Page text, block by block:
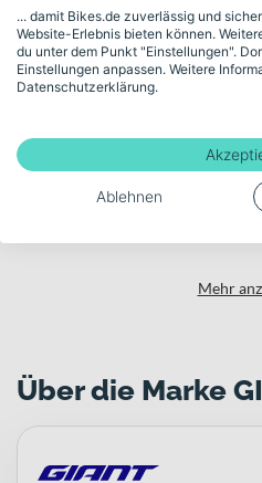
Hydraulische
Rahmen-Material
Zulässiges
Mehr
Über die Marke
... damit Bikes.de zuverlässig und
Website-Erlebnis bieten können.
du unter dem Punkt "Einstellungen".
Einstellungen anpassen. Weitere
Datenschutzerklärung.
Ablehnen